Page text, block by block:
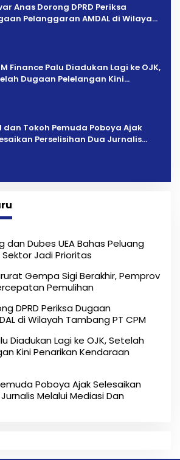
Anas Dorong DPRD Periksa
Pelanggaran AMDAL di Wilayah
Finance Palu Diadukan Lagi ke OJK,
Dugaan Pelelangan Kini
dan Tokoh Pemuda Poboya Ajak
Perselisihan Dua Jurnalis
dan Dubes UEA Bahas Peluang
Jadi Prioritas
Gempa Sigi Berakhir, Pemprov
Pemulihan
DPRD Periksa Dugaan
di Wilayah Tambang PT CPM
Diadukan Lagi ke OJK, Setelah
Kini Penarikan Kendaraan
Poboya Ajak Selesaikan
Melalui Mediasi Dan